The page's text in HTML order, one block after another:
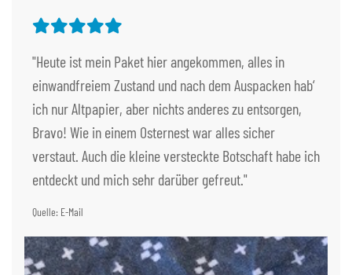
"Heute ist mein Paket hier angekommen, alles in
einwandfreiem Zustand und nach dem Auspacken hab‘
ich nur Altpapier, aber nichts anderes zu entsorgen,
Bravo! Wie in einem Osternest war alles sicher
verstaut. Auch die kleine versteckte Botschaft habe ich
entdeckt und mich sehr darüber gefreut."
Quelle: E-Mail